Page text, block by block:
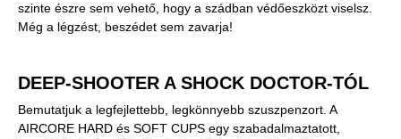
szinte észre sem vehető, hogy a szádban védőeszközt viselsz.
Még a légzést, beszédet sem zavarja!
DEEP-SHOOTER A SHOCK DOCTOR-TÓL
Bemutatjuk a legfejlettebb, legkönnyebb szuszpenzort. A
AIRCORE HARD és SOFT CUPS egy szabadalmaztatott,